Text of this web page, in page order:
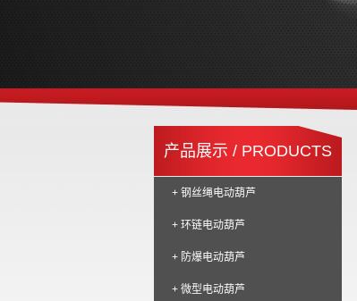
产品展示 / PRODUCTS
+ 钢丝绳电动葫芦
+ 环链电动葫芦
+ 防爆电动葫芦
+ 微型电动葫芦